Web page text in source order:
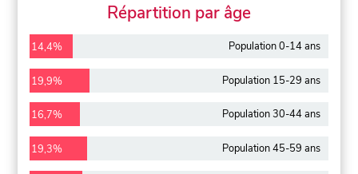
Répartition par âge
14,4% Population 0-14 ans
19,9% Population 15-29 ans
16,7% Population 30-44 ans
19,3% Population 45-59 ans